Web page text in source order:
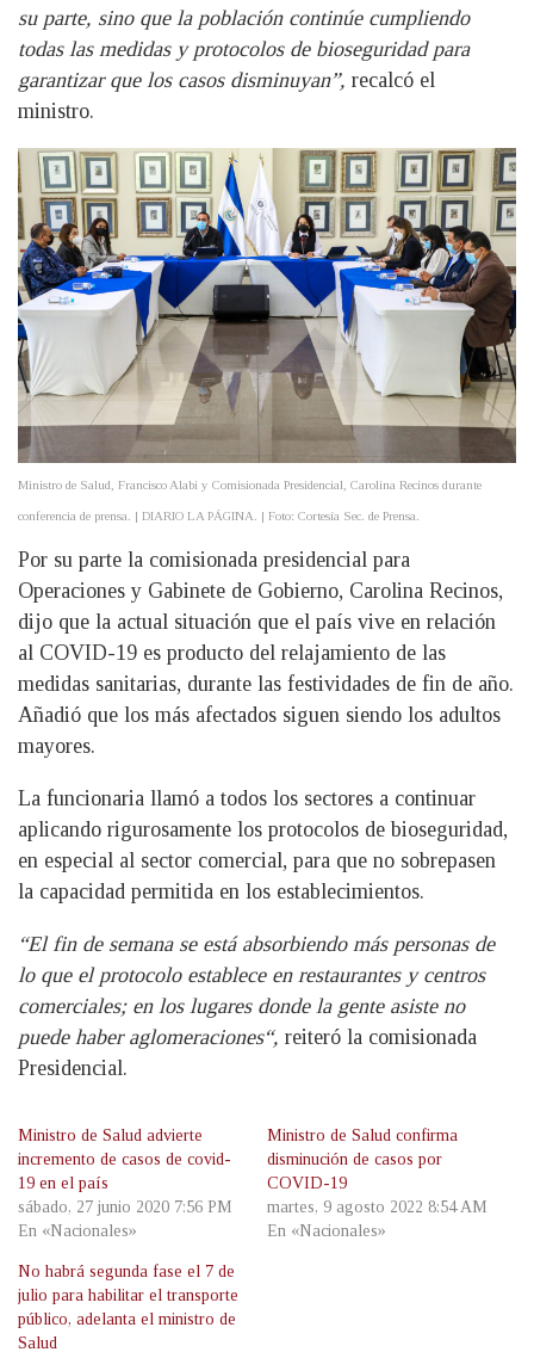
su parte, sino que la población continúe cumpliendo
todas las medidas y protocolos de bioseguridad para
garantizar que los casos disminuyan”, recalcó el
ministro.
Ministro de Salud, Francisco Alabi y Comisionada Presidencial, Carolina Recinos durante
conferencia de prensa. | DIARIO LA PÁGINA. | Foto: Cortesía Sec. de Prensa.
Por su parte la comisionada presidencial para
Operaciones y Gabinete de Gobierno, Carolina Recinos,
dijo que la actual situación que el país vive en relación
al COVID-19 es producto del relajamiento de las
medidas sanitarias, durante las festividades de fin de año.
Añadió que los más afectados siguen siendo los adultos
mayores.
La funcionaria llamó a todos los sectores a continuar
aplicando rigurosamente los protocolos de bioseguridad,
en especial al sector comercial, para que no sobrepasen
la capacidad permitida en los establecimientos.
“El fin de semana se está absorbiendo más personas de
lo que el protocolo establece en restaurantes y centros
comerciales; en los lugares donde la gente asiste no
puede haber aglomeraciones“, reiteró la comisionada
Presidencial.
Ministro de Salud advierte
incremento de casos de covid-
19 en el país
sábado, 27 junio 2020 7:56 PM
En «Nacionales»
Ministro de Salud confirma
disminución de casos por
COVID-19
martes, 9 agosto 2022 8:54 AM
En «Nacionales»
No habrá segunda fase el 7 de
julio para habilitar el transporte
público, adelanta el ministro de
Salud